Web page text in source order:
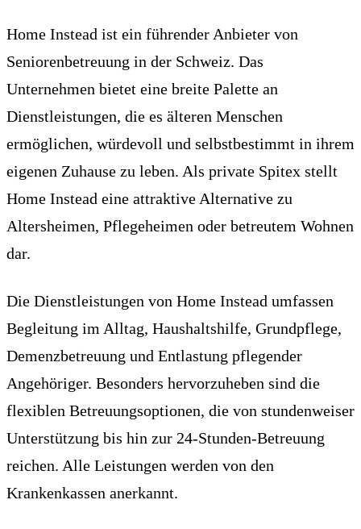
Home Instead ist ein führender Anbieter von
Seniorenbetreuung in der Schweiz. Das
Unternehmen bietet eine breite Palette an
Dienstleistungen, die es älteren Menschen
ermöglichen, würdevoll und selbstbestimmt in ihrem
eigenen Zuhause zu leben. Als private Spitex stellt
Home Instead eine attraktive Alternative zu
Altersheimen, Pflegeheimen oder betreutem Wohnen
dar.
Die Dienstleistungen von Home Instead umfassen
Begleitung im Alltag, Haushaltshilfe, Grundpflege,
Demenzbetreuung und Entlastung pflegender
Angehöriger. Besonders hervorzuheben sind die
flexiblen Betreuungsoptionen, die von stundenweiser
Unterstützung bis hin zur 24-Stunden-Betreuung
reichen. Alle Leistungen werden von den
Krankenkassen anerkannt.